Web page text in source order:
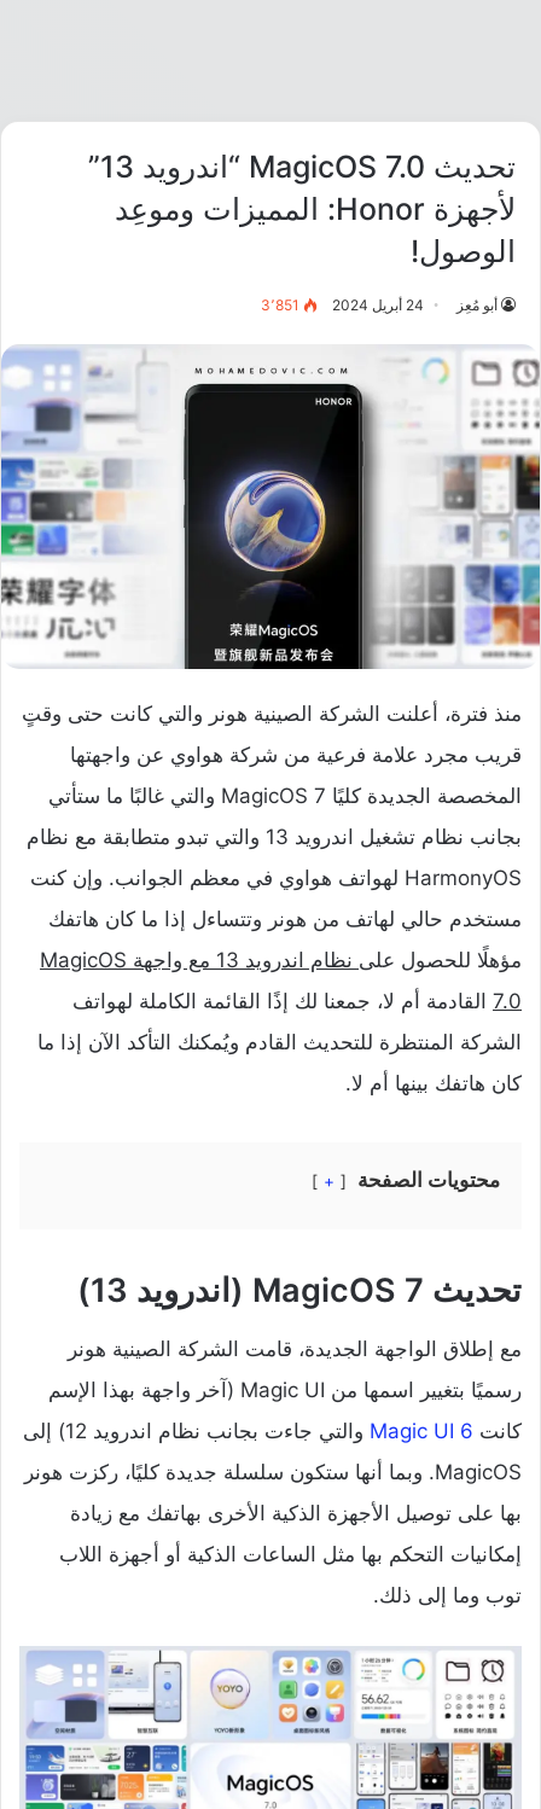
تحديث MagicOS 7.0 “اندرويد 13”
لأجهزة Honor: المميزات وموعِد
الوصول!
أبو مُعِز 24 أبريل 2024 3٬851
منذ فترة، أعلنت الشركة الصينية هونر والتي كانت حتى وقتٍ
قريب مجرد علامة فرعية من شركة هواوي عن واجهتها
المخصصة الجديدة كليًا MagicOS 7 والتي غالبًا ما ستأتي
بجانب نظام تشغيل اندرويد 13 والتي تبدو متطابقة مع نظام
HarmonyOS لهواتف هواوي في معظم الجوانب. وإن كنت
مستخدم حالي لهاتف من هونر وتتساءل إذا ما كان هاتفك
مؤهلًا للحصول على
نظام اندرويد 13 مع واجهة MagicOS
7.0 القادمة أم لا، جمعنا لك إذًا القائمة الكاملة لهواتف
الشركة المنتظرة للتحديث القادم ويُمكنك التأكد الآن إذا ما
كان هاتفك بينها أم لا.
محتويات الصفحة +
تحديث MagicOS 7 (اندرويد 13)
مع إطلاق الواجهة الجديدة، قامت الشركة الصينية هونر
رسميًا بتغيير اسمها من Magic UI (آخر واجهة بهذا الإسم
كانت Magic UI 6
والتي جاءت بجانب نظام اندرويد 12) إلى
MagicOS. وبما أنها ستكون سلسلة جديدة كليًا، ركزت هونر
بها على توصيل الأجهزة الذكية الأخرى بهاتفك مع زيادة
إمكانيات التحكم بها مثل الساعات الذكية أو أجهزة اللاب
توب وما إلى ذلك.